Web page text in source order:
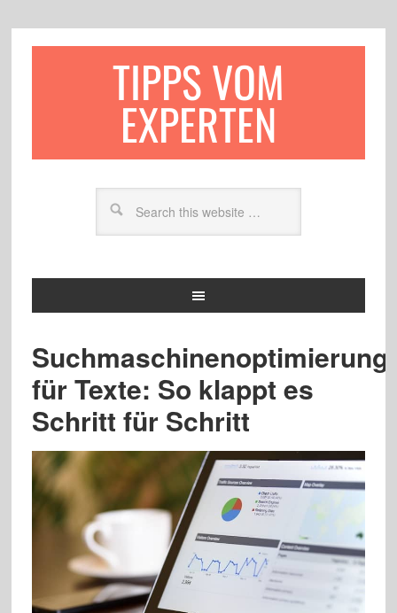
TIPPS VOM
EXPERTEN
Suchmaschinenoptimierung
für Texte: So klappt es
Schritt für Schritt